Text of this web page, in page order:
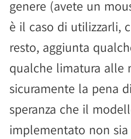
genere (avete un
è il caso di utilizzarli,
resto, aggiunta
qualche limatura alle
sicuramente la pena
speranza che il
implementato non